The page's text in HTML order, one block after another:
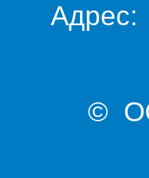
Адрес:
©